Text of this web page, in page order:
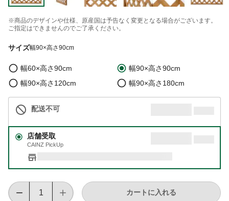
※商品のデザインや仕様、原産国は予告なく変更となる場合がございます。
ご指定はできませんのでご了承ください。
サイズ幅90×高さ90cm
幅60×高さ90cm
幅90×高さ90cm
幅90×高さ120cm
幅90×高さ180cm
配送不可
店舗受取
CAINZ PickUp
カートに入れる